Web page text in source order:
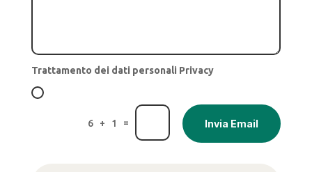
Trattamento dei dati personali Privacy
6 + 1 = Invia Email